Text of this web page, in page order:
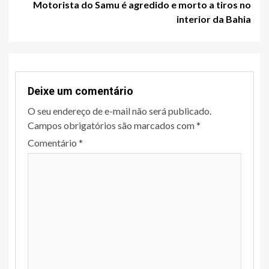
Motorista do Samu é agredido e morto a tiros no
interior da Bahia
Deixe um comentário
O seu endereço de e-mail não será publicado.
Campos obrigatórios são marcados com*
Comentário *